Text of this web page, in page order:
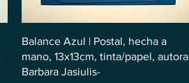
Balance Azul | Postal, hecha a
mano, 13x13cm, tinta/papel, autora
Barbara Jasiulis-